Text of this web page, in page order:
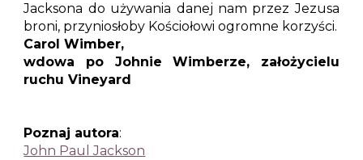
Jacksona do używania danej nam przez Jezusa
broni, przyniosłoby Kościołowi ogromne korzyści.
Carol Wimber,
wdowa po Johnie Wimberze, założycielu
ruchu Vineyard
Poznaj autora:
John Paul Jackson